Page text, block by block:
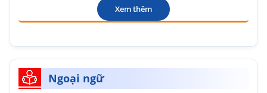
Xem thêm
Ngoại ngữ